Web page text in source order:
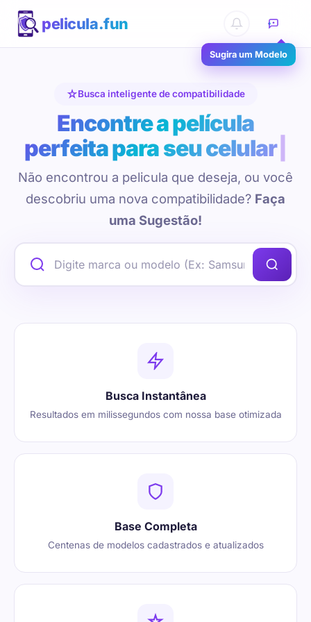
pelicula.fun
Sugira um Modelo
Busca inteligente de compatibilidade
Encontre a película
perfeita para seu celular
Não encontrou a pelicula que deseja, ou você
descobriu uma nova compatibilidade? Faça
uma Sugestão!
Busca Instantânea
Resultados em milissegundos com nossa base otimizada
Base Completa
Centenas de modelos cadastrados e atualizados